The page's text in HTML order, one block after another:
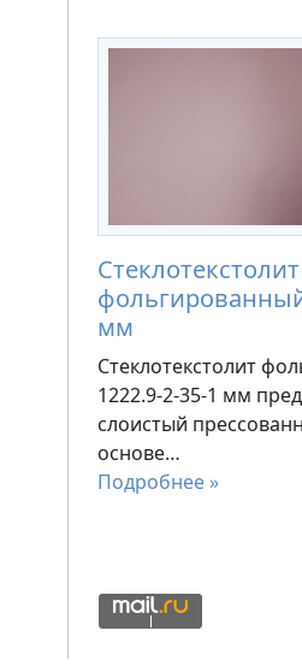
Стеклотекстолит
мм
Стеклотекстолит
1222.9-2-35-1 мм
слоистый
основе…
Подробнее »